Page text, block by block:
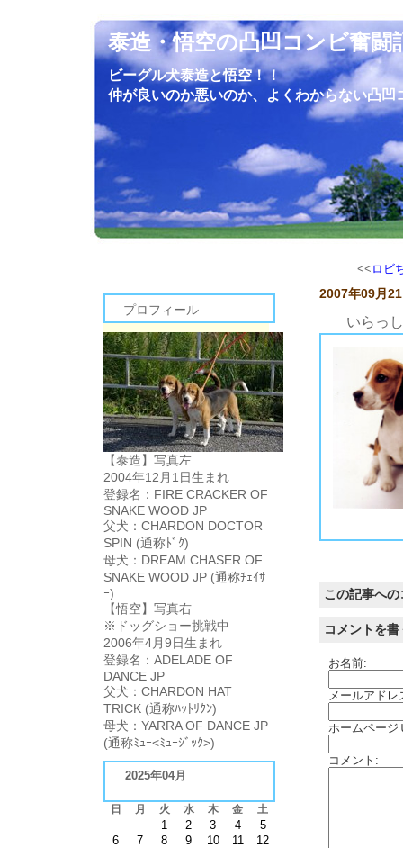
泰造・悟空の凸凹コンビ奮闘
ビーグル犬泰造と悟空！！
仲が良いのか悪いのか、よくわからない凸凹
プロフィール
【泰造】写真左
2004年12月1日生まれ
登録名：FIRE CRACKER OF
SNAKE WOOD JP
父犬：CHARDON DOCTOR
SPIN (通称ﾄﾞｸ)
母犬：DREAM CHASER OF
SNAKE WOOD JP (通称ﾁｪｲｻ
ｰ)
【悟空】写真右
※ドッグショー挑戦中
2006年4月9日生まれ
登録名：ADELADE OF
DANCE JP
父犬：CHARDON HAT
TRICK (通称ﾊｯﾄﾘｸﾝ)
母犬：YARRA OF DANCE JP
(通称ﾐｭｰ<ﾐｭｰｼﾞｯｸ>)
2025年04月
日 月 火 水 木 金 土
1 2 3 4
5
6
7 8 9 10 11
12
<< ロビ
2007年09月
いらっ
この記事への
コメントを書
お名前:
メールアド
ホームページ
コメント: